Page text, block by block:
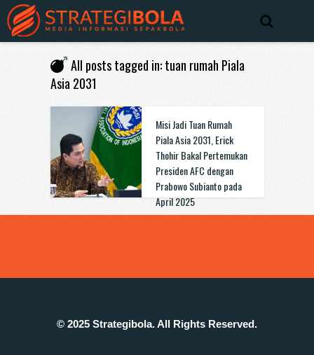
All posts tagged in: tuan rumah Piala
Asia 2031
Misi Jadi Tuan Rumah
Piala Asia 2031, Erick
Thohir Bakal Pertemukan
Presiden AFC dengan
Prabowo Subianto pada
April 2025
© 2025 Strategibola. All Rights Reserved.